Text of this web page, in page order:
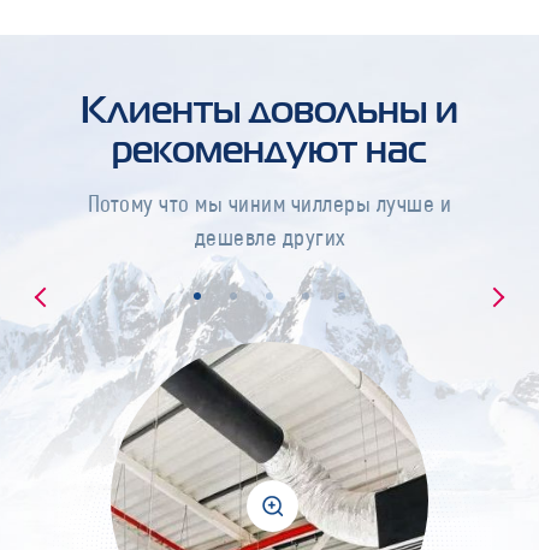
Клиенты довольны и
рекомендуют нас
Потому что мы чиним чиллеры лучше и
дешевле других